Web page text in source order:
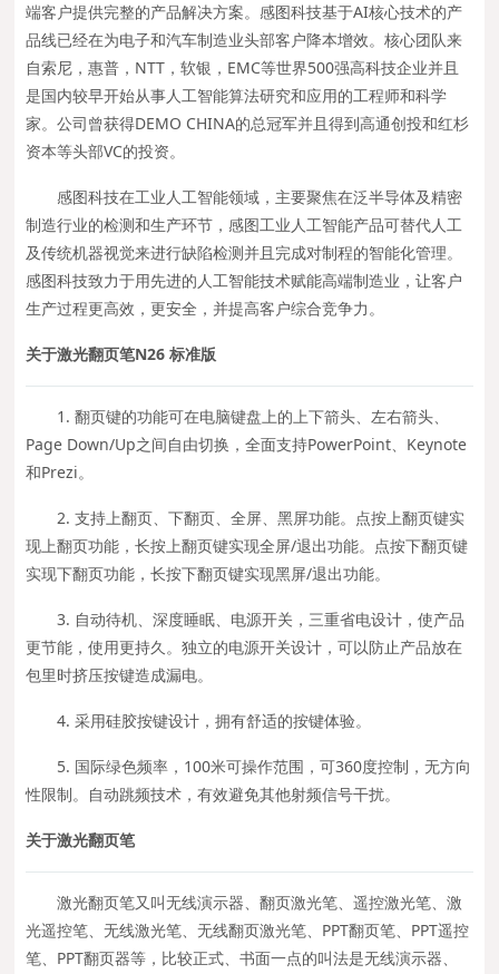
端客户提供完整的产品解决方案。感图科技基于AI核心技术的产
品线已经在为电子和汽车制造业头部客户降本增效。核心团队来
自索尼，惠普，NTT，软银，EMC等世界500强高科技企业并且
是国内较早开始从事人工智能算法研究和应用的工程师和科学
家。公司曾获得DEMO CHINA的总冠军并且得到高通创投和红杉
资本等头部VC的投资。
感图科技在工业人工智能领域，主要聚焦在泛半导体及精密
制造行业的检测和生产环节，感图工业人工智能产品可替代人工
及传统机器视觉来进行缺陷检测并且完成对制程的智能化管理。
感图科技致力于用先进的人工智能技术赋能高端制造业，让客户
生产过程更高效，更安全，并提高客户综合竞争力。
关于激光翻页笔N26 标准版
1. 翻页键的功能可在电脑键盘上的上下箭头、左右箭头、
Page Down/Up之间自由切换，全面支持PowerPoint、Keynote
和Prezi。
2. 支持上翻页、下翻页、全屏、黑屏功能。点按上翻页键实
现上翻页功能，长按上翻页键实现全屏/退出功能。点按下翻页键
实现下翻页功能，长按下翻页键实现黑屏/退出功能。
3. 自动待机、深度睡眠、电源开关，三重省电设计，使产品
更节能，使用更持久。独立的电源开关设计，可以防止产品放在
包里时挤压按键造成漏电。
4. 采用硅胶按键设计，拥有舒适的按键体验。
5. 国际绿色频率，100米可操作范围，可360度控制，无方向
性限制。自动跳频技术，有效避免其他射频信号干扰。
关于激光翻页笔
激光翻页笔又叫无线演示器、翻页激光笔、遥控激光笔、激
光遥控笔、无线激光笔、无线翻页激光笔、PPT翻页笔、PPT遥控
笔、PPT翻页器等，比较正式、书面一点的叫法是无线演示器、